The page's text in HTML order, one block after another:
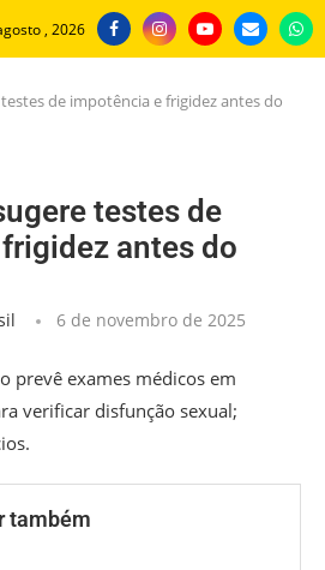
, 2026
de impotência e frigidez antes do
testes de
antes do
6 de novembro de 2025
prevê exames médicos em
verificar disfunção sexual;
também